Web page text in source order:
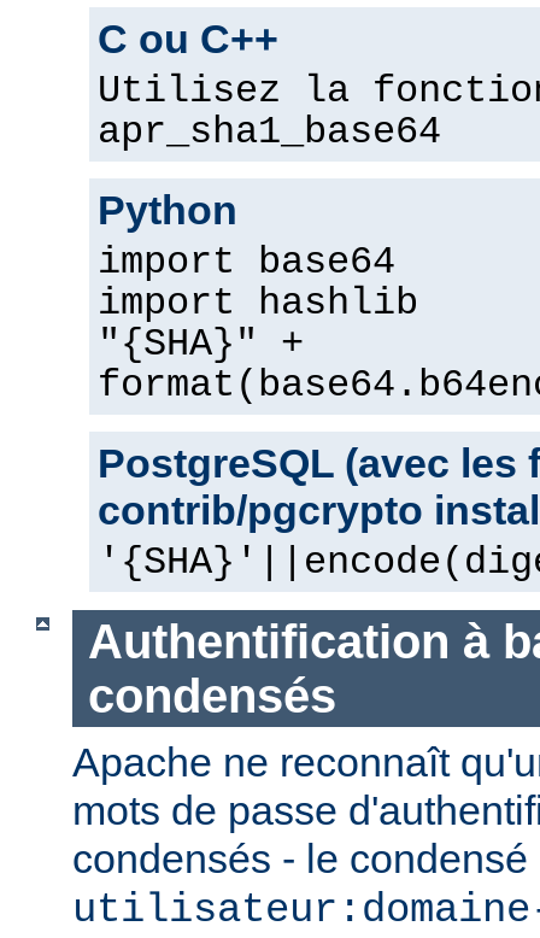
C ou C++
Utilisez la
apr_sha1_base64
Python
import base64
import hashlib
"{SHA}" +
PostgreSQL (avec les
contrib/pgcrypto
Authentification à
condensés
Apache ne reconnaît
mots de passe
condensés - le